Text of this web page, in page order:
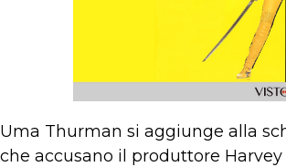
Uma Thurman si aggiunge alla
che accusano il produttore